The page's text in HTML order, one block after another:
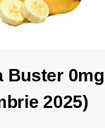
Buster 0mg
2025)